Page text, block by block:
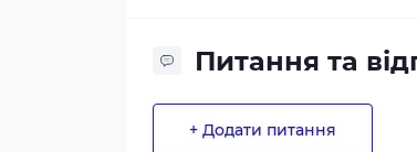
Питання та
+ Додати питання